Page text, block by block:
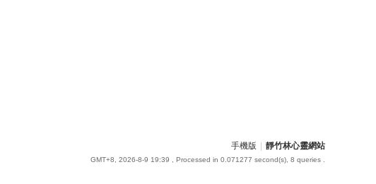
手機版 靜竹林心靈網站
GMT+8, 2026-8-9 19:39 , Processed in 0.071277 second(s), 8 queries .